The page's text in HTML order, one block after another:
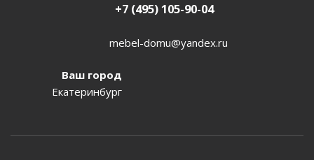
+7 (495) 105-90-04
mebel-domu@yandex.ru
Ваш город
Екатеринбург